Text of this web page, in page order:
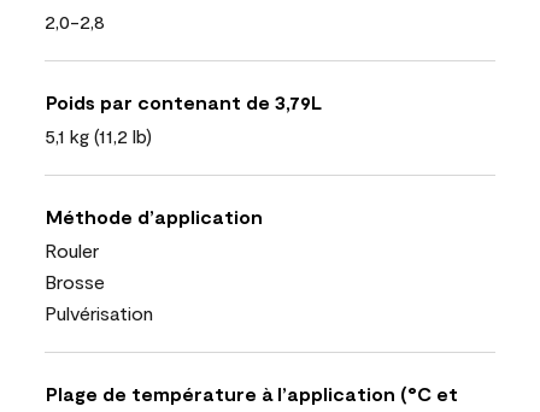
2,0-2,8
Poids par contenant de 3,79L
5,1 kg (11,2 lb)
Méthode d’application
Rouler
Brosse
Pulvérisation
Plage de température à l’application (°C et